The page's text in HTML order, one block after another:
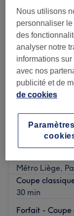
Mercredi
Jeudi
Vendredi
Samedi
Un salon
Paris dans le
Coiffeur avec
prestations pour
afin de parfaire
Bienvenue chez
Métro Liège,
Coupe
30 min
Forfait -
Nous utilisons
personnaliser
des
analyser notre
informations
avec nos
publicité et de
de cookies